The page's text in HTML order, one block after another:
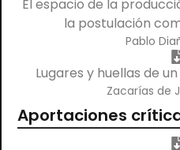
El espacio de la
la postulación
Pablo
Lugares y huellas de
Zacarías de
Aportaciones